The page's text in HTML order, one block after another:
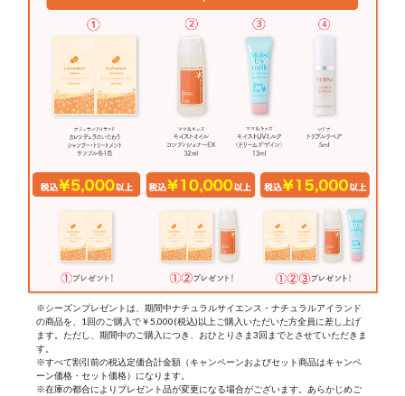
※シーズンプレゼントは、期間中ナチュラルサイエンス・ナチュラルアイランド
の商品を、1回のご購入で￥5,000(税込)以上ご購入いただいた方全員に差し上げ
ます。ただし、期間中のご購入につき、おひとりさま3回までとさせていただきま
す。
※すべて割引前の税込定価合計金額（キャンペーンおよびセット商品はキャンペ
ーン価格・セット価格）になります。
※在庫の都合によりプレゼント品が変更になる場合がございます。あらかじめご